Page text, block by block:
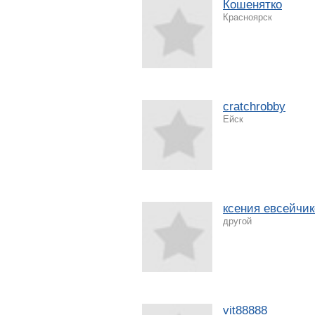
Кошенятко
Красноярск
cratchrobby
Ейск
ксения
другой
vit88888